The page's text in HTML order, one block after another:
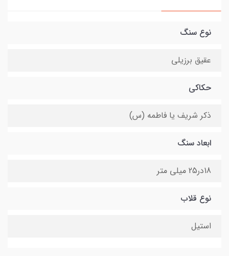
نوع سنگ
عقیق برزیلی
حکاکی
ذکر شریف یا فاطمه (س)
ابعاد سنگ
18در25 میلی متر
نوع قلاب
استیل